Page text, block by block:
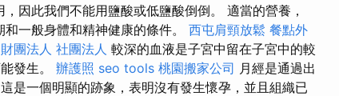
因此我們不能用鹽酸或低鹽酸倒倒。 適當的營養，
一般身體和精神健康的條件。 西屯肩頸放鬆 餐點外
財團法人 社團法人 較深的血液是子宮中留在子宮中的較
發生。 辦護照 seo tools 桃園搬家公司 月經是通過出
這是一個明顯的跡象，表明沒有發生懷孕，並且組織已